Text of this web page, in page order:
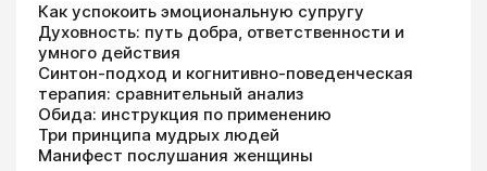
Как успокоить эмоциональную супругу
Духовность: путь добра, ответственности и
умного действия
Синтон-подход и когнитивно-поведенческая
терапия: сравнительный анализ
Обида: инструкция по применению
Три принципа мудрых людей
Манифест послушания женщины